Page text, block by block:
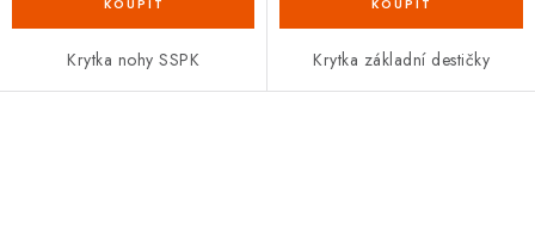
Krytka nohy SSPK Krytka základní destičky